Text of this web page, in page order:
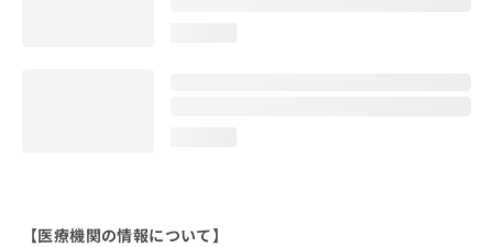
【医療機関の情報について】